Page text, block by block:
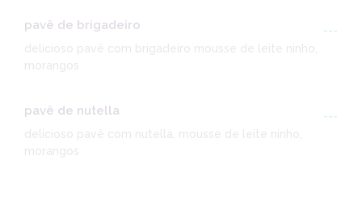
pavê de brigadeiro
---
delicioso pavê com brigadeiro mousse de leite ninho,
pavê de nutella
---
delicioso pavê com nutella, mousse de leite ninho,